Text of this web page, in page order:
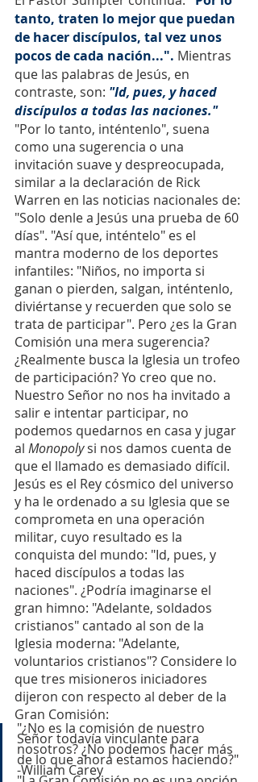
tanto, traten lo mejor que puedan
de hacer discípulos, tal vez unos
pocos de cada nación...". Mientras
que las palabras de Jesús, en
contraste, son: "Id, pues, y haced
discípulos a todas las naciones."
"Por lo tanto, inténtenlo", suena
como una sugerencia o una
invitación suave y despreocupada,
similar a la declaración de Rick
Warren en las noticias nacionales de:
"Solo denle a Jesús una prueba de 60
días". "Así que, inténtelo" es el
mantra moderno de los deportes
infantiles: "Niños, no importa si
ganan o pierden, salgan, inténtenlo,
diviértanse y recuerden que solo se
trata de participar". Pero ¿es la Gran
Comisión una mera sugerencia?
¿Realmente busca la Iglesia un trofeo
de participación? Yo creo que no.
Nuestro Señor no nos ha invitado a
salir e intentar participar, no
podemos quedarnos en casa y jugar
al Monopoly si nos damos cuenta de
que el llamado es demasiado difícil.
Jesús es el Rey cósmico del universo
y ha le ordenado a su Iglesia que se
comprometa en una operación
militar, cuyo resultado es la
conquista del mundo: "Id, pues, y
haced discípulos a todas las
naciones". ¿Podría imaginarse el
gran himno: "Adelante, soldados
cristianos" cantado al son de la
Iglesia moderna: "Adelante,
voluntarios cristianos"? Considere lo
que tres misioneros iniciadores
dijeron con respecto al deber de la
Gran Comisión:
"¿No es la comisión de nuestro
Señor todavía vinculante para
nosotros? ¿No podemos hacer más
de lo que ahora estamos haciendo?"
-William Carey